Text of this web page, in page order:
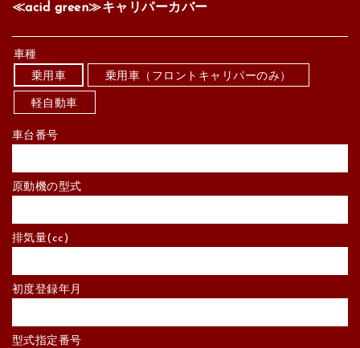
≪acid green≫キャリパーカバー
車種
乗用車
乗用車（フロントキャリパーのみ）
軽自動車
車台番号
原動機の型式
排気量(cc)
初度登録年月
型式指定番号